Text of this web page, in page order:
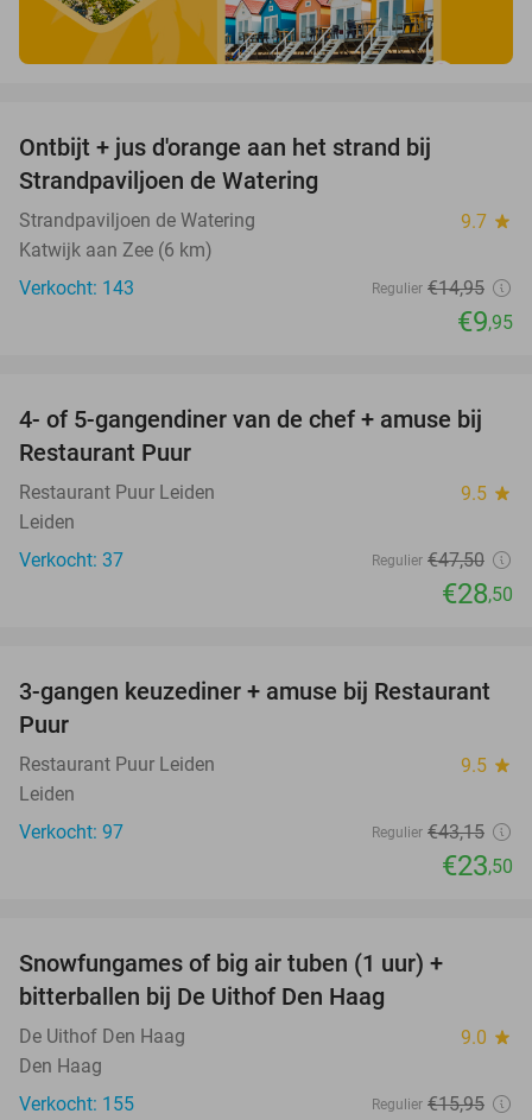
Ontbijt + jus d'orange aan het strand bij
Strandpaviljoen de Watering
Strandpaviljoen de Watering 9.7 star
Katwijk aan Zee (6 km)
Verkocht: 143
Regulier €14,95
€9,95
40%
4- of 5-gangendiner van de chef + amuse bij
Restaurant Puur
Restaurant Puur Leiden 9.5 star
Leiden
Verkocht: 37
Regulier €47,50
€28,50
46%
3-gangen keuzediner + amuse bij Restaurant
Puur
Restaurant Puur Leiden 9.5 star
Leiden
Verkocht: 97
Regulier €43,15
€23,50
Snowfungames of big air tuben (1 uur) +
bitterballen bij De Uithof Den Haag
De Uithof Den Haag 9.0 star
Den Haag
Verkocht: 155
Regulier €15,95